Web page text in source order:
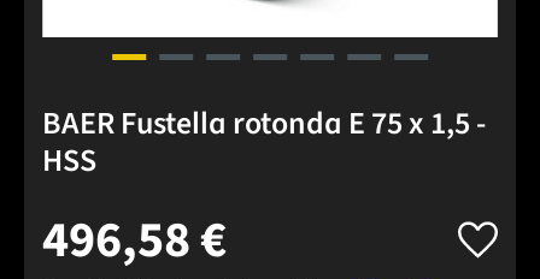
BAER Fustella rotonda E 75 x 1,5 -
HSS
496,58 €